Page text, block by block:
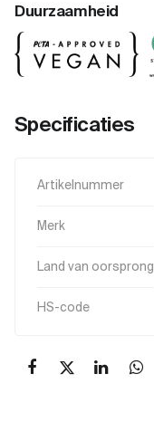
Duurzaamheid
Specificaties
Artikelnummer
Merk
Land van oorsprong
HS-code